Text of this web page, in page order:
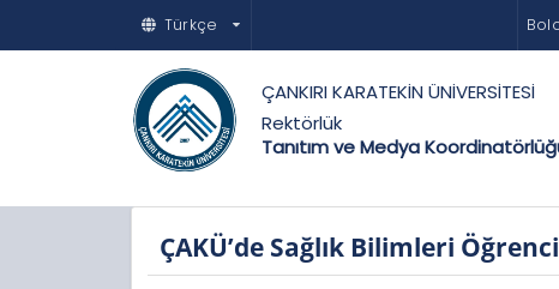
Türkçe
ÇANKIRI KARATEKİN ÜNİVERSİTESİ
Rektörlük
Tanıtım ve Medya
ÇAKÜ’de Sağlık Bilimleri